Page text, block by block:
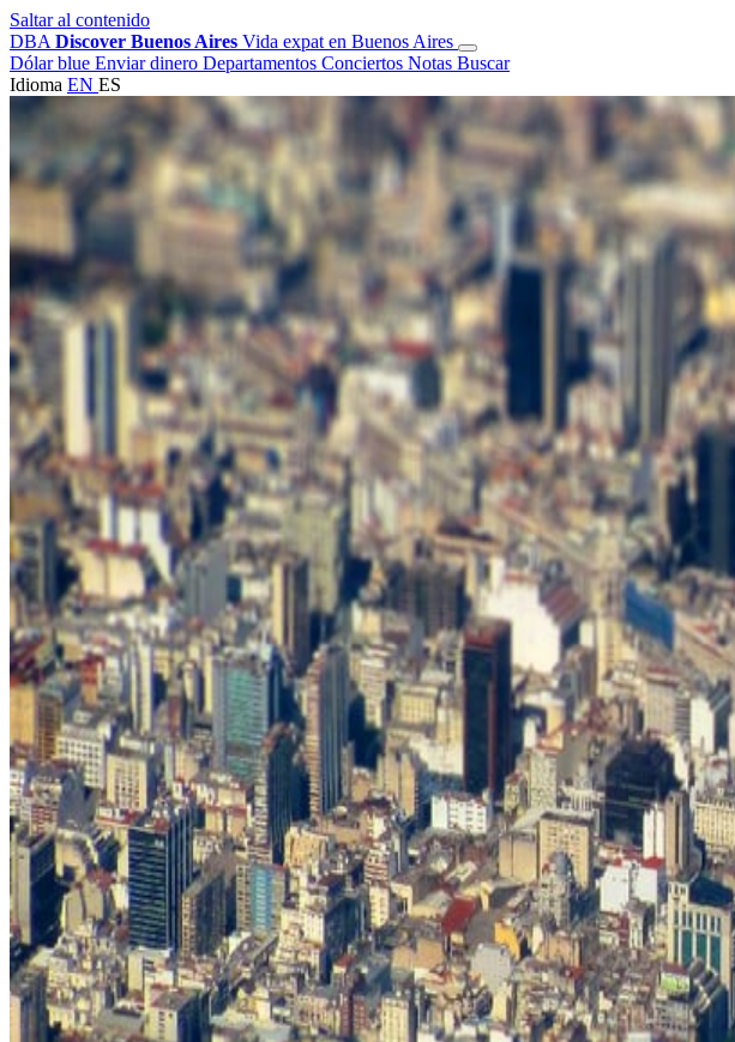
Saltar al contenido
DBA Discover Buenos Aires Vida expat en Buenos Aires
Dólar blue Enviar dinero Departamentos Conciertos Notas Buscar
Idioma EN ES